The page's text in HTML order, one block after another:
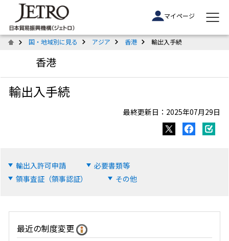
マイページ
国・地域別に見る アジア 香港 輸出入手続
香港
輸出入手続
最終更新日：2025年07月29日
輸出入許可申請
必要書類等
領事査証（領事認証）
その他
最近の制度変更